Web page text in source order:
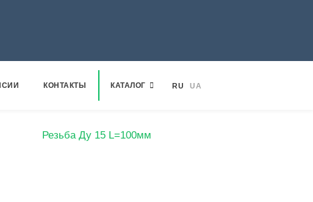
КОНТАКТЫ КАТАЛОГ RU UA
Резьба Ду 15 L=100мм